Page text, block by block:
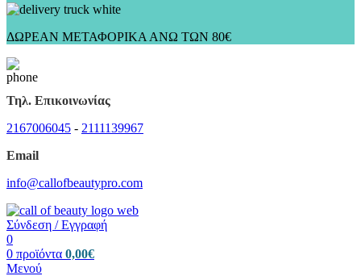
ΔΩΡΕΑΝ ΜΕΤΑΦΟΡΙΚΑ ΑΝΩ ΤΩΝ 80€
Τηλ. Επικοινωνίας
2167006045 - 2111139967
Email
info@callofbeautypro.com
Σύνδεση / Εγγραφή
0
0 προϊόντα 0,00€
Μενού